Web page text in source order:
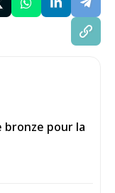
bronze pour la